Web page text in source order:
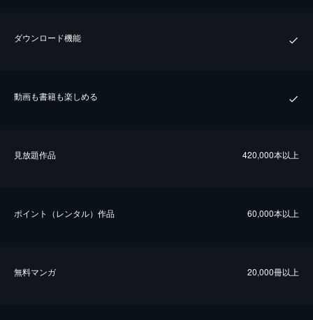
ダウンロード機能
動画も書籍も楽しめる
⾒放題作品 420,000本以上
ポイント（レンタル）作品 60,000本以上
無料マンガ 20,000冊以上